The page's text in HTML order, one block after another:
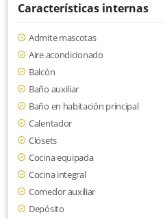
Características internas
Admite mascotas
Aire acondicionado
Balcón
Baño auxiliar
Baño en habitación principal
Calentador
Clósets
Cocina equipada
Cocina integral
Comedor auxiliar
Depósito